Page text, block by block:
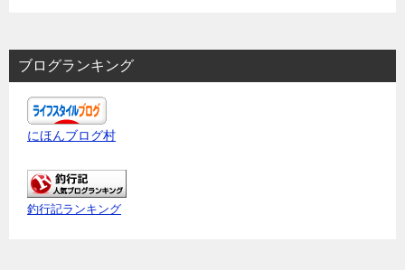
ブログランキング
にほんブログ村
釣行記ランキング